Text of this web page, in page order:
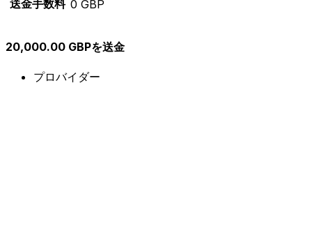
送金手数料 0 GBP
20,000.00 GBPを送金
プロバイダー